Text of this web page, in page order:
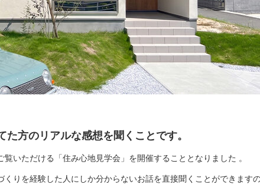
方のリアルな感想を聞くことです。
いただける「住み心地見学会」を開催することとなりました 。
りを経験した人にしか分からないお話を直接聞くことができます